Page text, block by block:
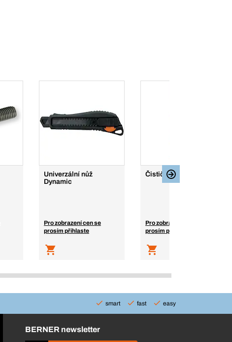
Univerzální nůž
Dynamic
Pro zobrazení cen se
prosím přihlaste
Čistič brzd
Pro zobrazení cen se
prosím přihlaste
smart fast easy
BERNER newsletter